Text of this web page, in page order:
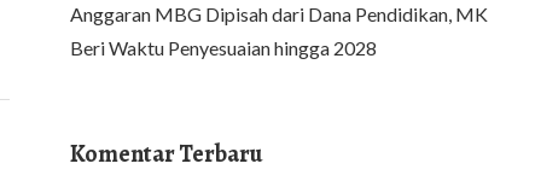
Anggaran MBG Dipisah dari Dana Pendidikan, MK
Beri Waktu Penyesuaian hingga 2028
Komentar Terbaru